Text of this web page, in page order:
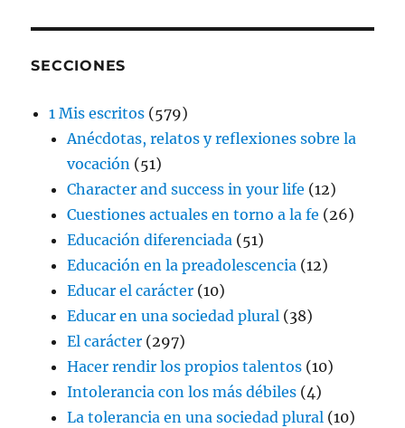
SECCIONES
1 Mis escritos (579)
Anécdotas, relatos y reflexiones sobre la
vocación (51)
Character and success in your life (12)
Cuestiones actuales en torno a la fe (26)
Educación diferenciada (51)
Educación en la preadolescencia (12)
Educar el carácter (10)
Educar en una sociedad plural (38)
El carácter (297)
Hacer rendir los propios talentos (10)
Intolerancia con los más débiles (4)
La tolerancia en una sociedad plural (10)